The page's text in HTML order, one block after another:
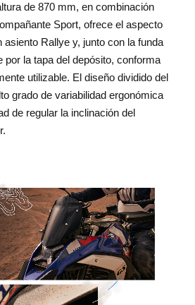
de 870 mm, en combinación
Sport, ofrece el aspecto
asiento Rallye y, junto con la funda
por la tapa del depósito, conforma
utilizable. El diseño dividido del
grado de variabilidad ergonómica
de regular la inclinación del